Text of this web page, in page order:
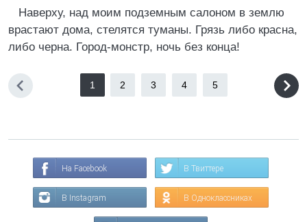
Наверху, над моим подземным салоном в землю
врастают дома, стелятся туманы. Грязь либо красна,
либо черна. Город-монстр, ночь без конца!
1 2 3 4 5
На Facebook В Твиттере
В Instagram В Одноклассниках